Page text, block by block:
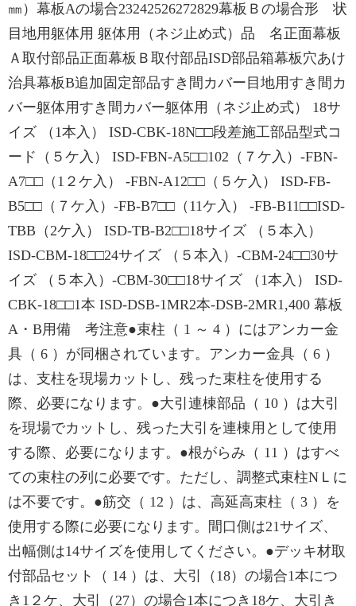
㎜）幕板Aの場合23242526272829幕板Ｂの場合形 状
目地用躯体用 躯体用（ネジ止め式）品 名正面幕板
Ａ取付部品正面幕板Ｂ取付部品ISD部品箱幕板穴あけ
治具幕板B追加固定部品すき間カバー目地用すき間カ
バー躯体用すき間カバー躯体用（ネジ止め式） 18サ
イズ （1本入） ISD-CBK-18N□□段差施工部品型式コ
ード（５ケ入） ISD-FBN-A5□□102（７ケ入）-FBN-
A7□□（1２ケ入） -FBN-A12□□（５ケ入） ISD-FB-
B5□□（７ケ入）-FB-B7□□（11ケ入） -FB-B11□□ISD-
TBB（2ケ入） ISD-TB-B2□□18サイズ （５本入）
ISD-CBM-18□□24サイズ （５本入）-CBM-24□□30サ
イズ （５本入）-CBM-30□□18サイズ （1本入） ISD-
CBK-18□□1本 ISD-DSB-1MR2本-DSB-2MR1,400 幕板
A・B用備 考注意●束柱（ 1 ～ 4 ）にはアンカー金
具（ 6 ）が同梱されています。アンカー金具（ 6 ）
は、支柱を現場カットし、残った束柱を使用する
際、必要になります。●大引連棟部品（ 10 ）は大引
を現場でカットし、残った大引を連棟用として使用
する際、必要になります。●根がらみ（ 11 ）はすべ
ての束柱の列に必要です。ただし、調整式束柱NＬに
は不要です。●筋交（ 12 ）は、高延高束柱（ 3 ）を
使用する際に必要になります。間口側は21サイズ、
出幅側は14サイズを使用してください。●デッキ材取
付部品セット（ 14 ）は、大引（18）の場合1本につ
き1２ケ、大引（27）の場合1本につき18ケ、大引き